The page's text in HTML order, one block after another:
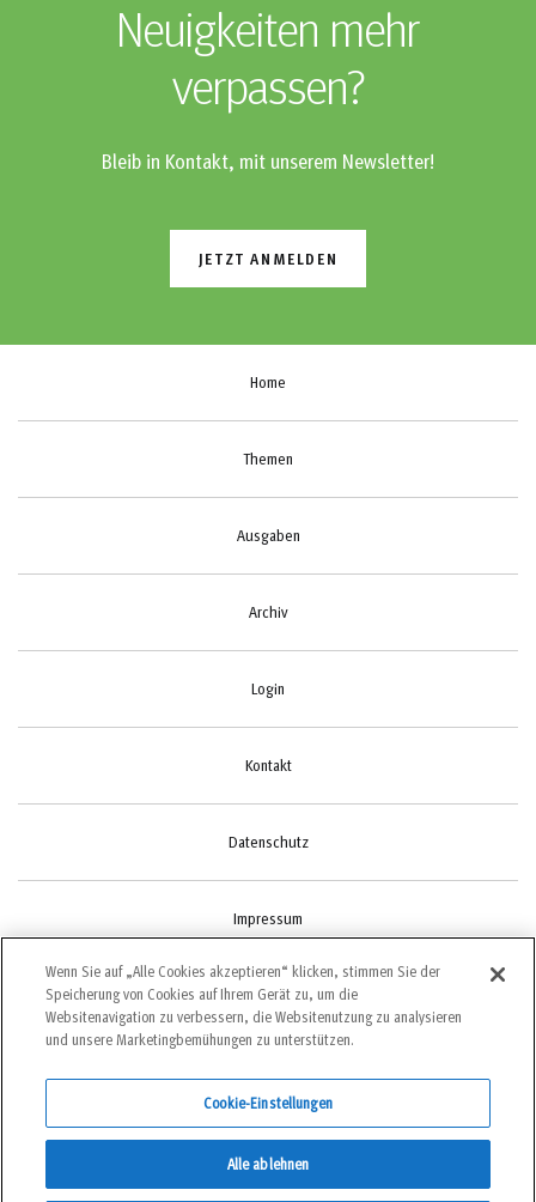
Neuigkeiten mehr
verpassen?
Bleib in Kontakt, mit unserem Newsletter!
JETZT ANMELDEN
Home
Themen
Ausgaben
Archiv
Login
Kontakt
Datenschutz
Impressum
Cookie-Einstellungen
©2022 bergundsteigen
Wenn Sie auf „Alle Cookies akzeptieren“ klicken, stimmen Sie der
Speicherung von Cookies auf Ihrem Gerät zu, um die
Websitenavigation zu verbessern, die Websitenutzung zu analysieren
und unsere Marketingbemühungen zu unterstützen.
Cookie-Einstellungen
Alle ablehnen